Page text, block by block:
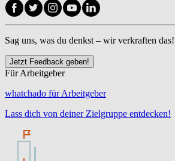
Sag uns, was du denkst – wir verkraften das!
Jetzt Feedback geben!
Für Arbeitgeber
whatchado für Arbeitgeber
Lass dich von deiner Zielgruppe entdecken!